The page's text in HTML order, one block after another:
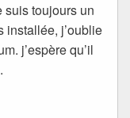
suis toujours un
installée, j’oublie
j’espère qu’il